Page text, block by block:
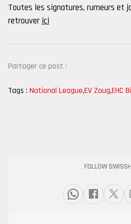
Toutes les signatures, rumeurs et
retrouver ici
Partager ce post :
Tags : National League,EV Zoug,EHC
FOLLOW